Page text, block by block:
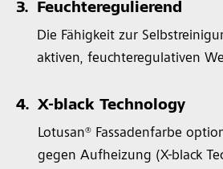
3. Feuchteregulierend
Die Fähigkeit zur
aktiven, feuchteregulativen
4. X-black Technology
Lotusan® Fassadenfarbe
gegen Aufheizung (X-black